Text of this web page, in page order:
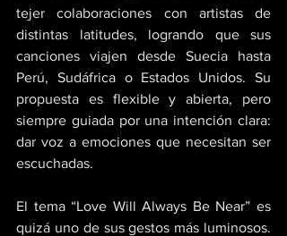
tejer colaboraciones con artistas de
distintas latitudes, logrando que sus
canciones viajen desde Suecia hasta
Perú, Sudáfrica o Estados Unidos. Su
propuesta es flexible y abierta, pero
siempre guiada por una intención clara:
dar voz a emociones que necesitan ser
escuchadas.
El tema “Love Will Always Be Near” es
quizá uno de sus gestos más luminosos.